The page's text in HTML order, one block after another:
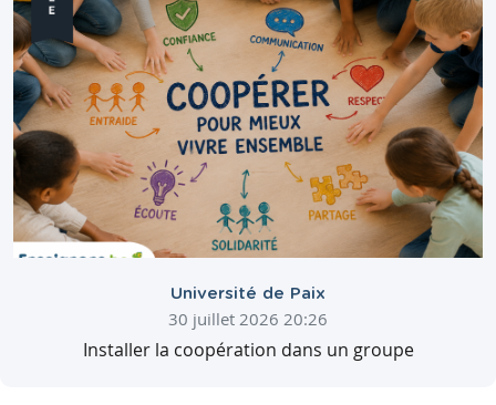
Université de Paix
30 juillet 2026 20:26
Installer la coopération dans un groupe